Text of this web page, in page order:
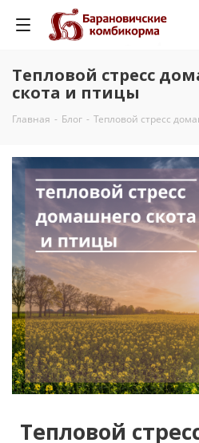
Тепловой стресс
скота и птицы
Главная - Блог - Тепловой стресс
Тепловой